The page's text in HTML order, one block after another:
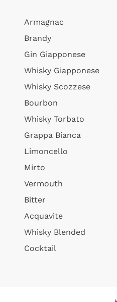
Armagnac
Brandy
Gin Giapponese
Whisky Giapponese
Whisky Scozzese
Bourbon
Whisky Torbato
Grappa Bianca
Limoncello
Mirto
Vermouth
Bitter
Acquavite
Whisky Blended
Cocktail